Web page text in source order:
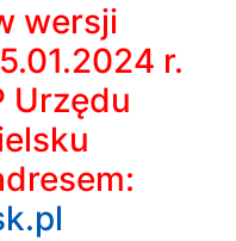
wersji
r.
Urzędu